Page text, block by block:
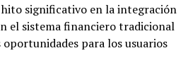
significativo en la integración
el sistema financiero tradicional
para los usuarios